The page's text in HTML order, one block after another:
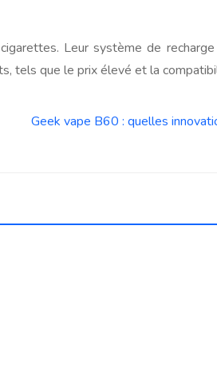
Leur système de
tels que le prix élevé et la
Geek vape B60 : quelles